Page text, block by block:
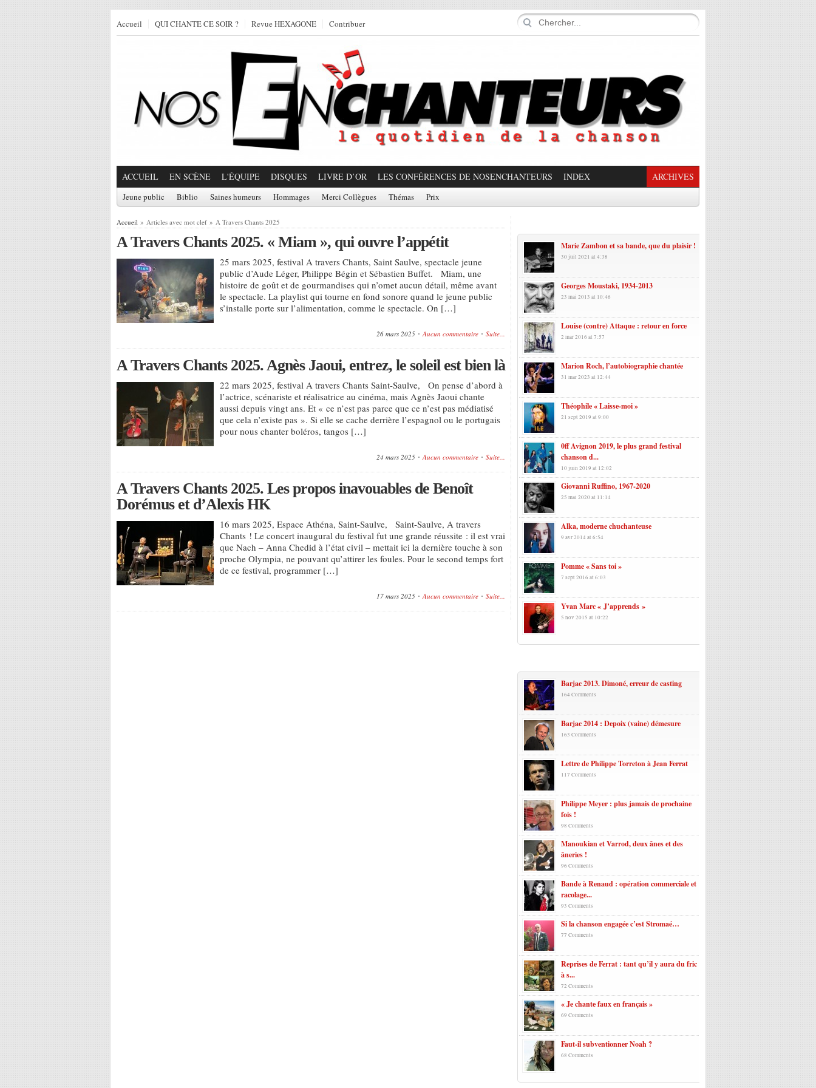
Accueil QUI CHANTE CE SOIR ? Revue HEXAGONE Contribuer
ACCUEIL EN SCÈNE L'ÉQUIPE DISQUES LIVRE D’OR LES CONFÉRENCES DE NOSENCHANTEURS INDEX ARCHIVES
Jeune public Biblio Saines humeurs Hommages Merci Collègues Thémas Prix
Accueil » Articles avec mot clef » A Travers Chants 2025
A Travers Chants 2025. « Miam », qui ouvre l’appétit
25 mars 2025, festival A travers Chants, Saint Saulve, spectacle jeune
public d’Aude Léger, Philippe Bégin et Sébastien Buffet. Miam, une
histoire de goût et de gourmandises qui n’omet aucun détail, même avant
le spectacle. La playlist qui tourne en fond sonore quand le jeune public
s’installe porte sur l’alimentation, comme le spectacle. On […]
26 mars 2025 Aucun commentaire Suite...
A Travers Chants 2025. Agnès Jaoui, entrez, le soleil est bien là
22 mars 2025, festival A travers Chants Saint-Saulve, On pense d’abord à
l’actrice, scénariste et réalisatrice au cinéma, mais Agnès Jaoui chante
aussi depuis vingt ans. Et « ce n’est pas parce que ce n’est pas médiatisé
que cela n’existe pas ». Si elle se cache derrière l’espagnol ou le portugais
pour nous chanter boléros, tangos […]
24 mars 2025 Aucun commentaire Suite...
A Travers Chants 2025. Les propos inavouables de Benoît
Dorémus et d’Alexis HK
16 mars 2025, Espace Athéna, Saint-Saulve, Saint-Saulve, A travers
Chants ! Le concert inaugural du festival fut une grande réussite : il est vrai
que Nach – Anna Chedid à l’état civil – mettait ici la dernière touche à son
proche Olympia, ne pouvant qu’attirer les foules. Pour le second temps fort
de ce festival, programmer […]
17 mars 2025 Aucun commentaire Suite...
Marie Zambon et sa bande, que du plaisir !
30 juil 2021 at 4:38
Georges Moustaki, 1934-2013
23 mai 2013 at 10:46
Louise (contre) Attaque : retour en force
2 mar 2016 at 7:57
Marion Roch, l’autobiographie chantée
31 mar 2023 at 12:44
Théophile « Laisse-moi »
21 sept 2019 at 9:00
0ff Avignon 2019, le plus grand festival
chanson d...
10 juin 2019 at 12:02
Giovanni Ruffino, 1967-2020
25 mai 2020 at 11:14
Alka, moderne chuchanteuse
9 avr 2014 at 6:54
Pomme « Sans toi »
7 sept 2016 at 6:03
Yvan Marc « J’apprends »
5 nov 2015 at 10:22
Barjac 2013. Dimoné, erreur de casting
164 Comments
Barjac 2014 : Depoix (vaine) démesure
163 Comments
Lettre de Philippe Torreton à Jean Ferrat
117 Comments
Philippe Meyer : plus jamais de prochaine
fois !
98 Comments
Manoukian et Varrod, deux ânes et des
âneries !
96 Comments
Bande à Renaud : opération commerciale et
racolage...
93 Comments
Si la chanson engagée c’est Stromaé…
77 Comments
Reprises de Ferrat : tant qu’il y aura du fric
à s...
72 Comments
« Je chante faux en français »
69 Comments
Faut-il subventionner Noah ?
68 Comments